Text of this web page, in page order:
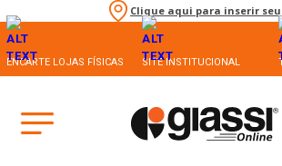
Clique aqui para inserir seu
ENCARTE LOJAS FÍSICAS SITE INSTITUCIONAL